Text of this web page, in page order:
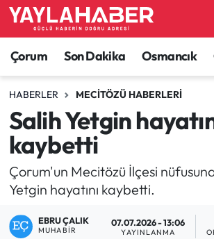
Çorum Son Dakika Osmancık
HABERLER MECITÖZÜ HABERLERI
Salih Yetgin
kaybetti
Çorum'un Mecitözü İlçesi nüfusuna
Yetgin hayatını kaybetti.
EBRU ÇALIK
MUHABIR
07.07.2026 - 13:06
YAYINLANMA
Alaca Haberleri
Bayat Haberleri
Bilgi - Keşfet Haberleri
Bilim ve Teknoloji
Boğazkale Haberleri
Çorum Haberleri
Çorum Nöbetçi Eczaneler
Çorum Hava Durumu
Çorum Namaz Vakitleri
Çorum Trafik Yoğunluk Haritası
TFF 1.Lig Puan Durumu ve Fikstür
Tüm Manşetler